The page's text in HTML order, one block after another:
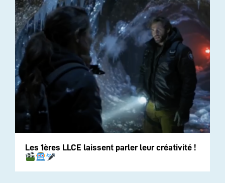
Les 1ères LLCE laissent parler leur créativité !